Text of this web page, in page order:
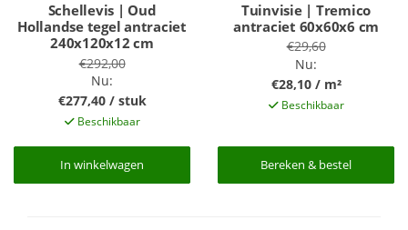
Schellevis | Oud
Hollandse tegel antraciet
240x120x12 cm
€292,00
Nu:
€277,40 / stuk
Beschikbaar
In winkelwagen
In winkelwagen
Tuinvisie | Tremico
antraciet 60x60x6 cm
€29,60
Nu:
€28,10 / m²
Beschikbaar
Bereken & bestel
Bereken & bestel